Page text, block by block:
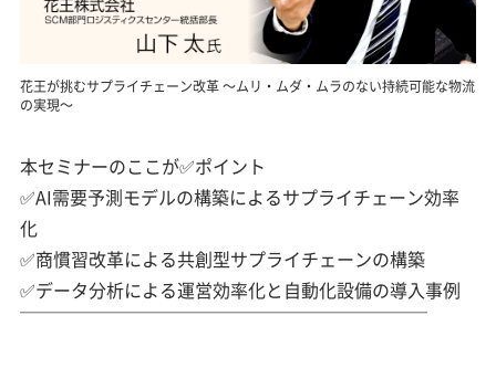
花王が挑むサプライチェーン改革 ～ムリ・ムダ・ムラのない持続可能な物流
の実現～
本セミナーのここが✅ポイント
✅AI需要予測モデルの構築によるサプライチェーン効率
化
✅商慣習改革による共創型サプライチェーンの構築
✅データ分析による運営効率化と自動化設備の導入事例
￣￣￣￣￣￣￣￣￣￣￣￣￣￣￣￣￣￣￣￣￣￣￣